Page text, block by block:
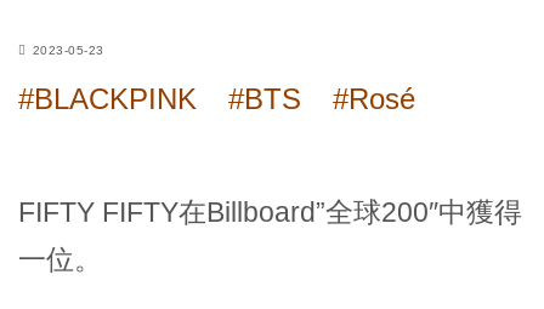
2023-05-23
#BLACKPINK #BTS #Rosé
FIFTY FIFTY在Billboard”全球200″中獲得
一位。